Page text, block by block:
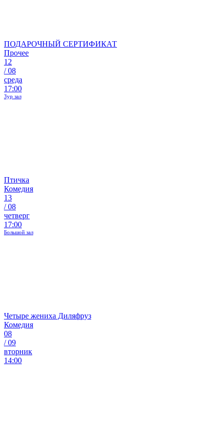
ПОДАРОЧНЫЙ СЕРТИФИКАТ
Прочее
12
/08
среда
17:00
Зур зал
Птичка
Комедия
13
/08
четверг
17:00
Большой зал
Четыре жениха Диляфруз
Комедия
08
/09
вторник
14:00